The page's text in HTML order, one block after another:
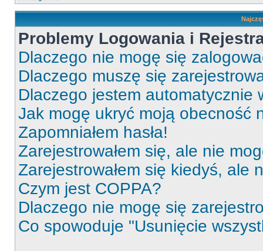
Problemy Logowania i
Dlaczego nie mogę się
Dlaczego muszę się
Dlaczego jestem automatycznie
Jak mogę ukryć moją obecność
Zapomniałem hasła!
Zarejestrowałem się, ale nie
Zarejestrowałem się kiedyś, ale
Czym jest COPPA?
Dlaczego nie mogę się
Co spowoduje "Usunięcie